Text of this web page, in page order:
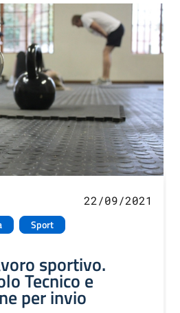
Sport
22/09/2021
sportivo.
Tecnico e
per invio